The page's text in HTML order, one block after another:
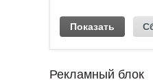
1 2 3 4
Рекламный блок